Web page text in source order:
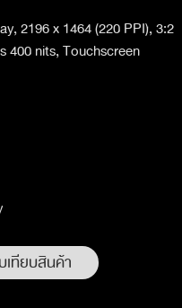
2196 x 1464 (220 PPI), 3:2
400 nits, Touchscreen
เทียบสินค้า